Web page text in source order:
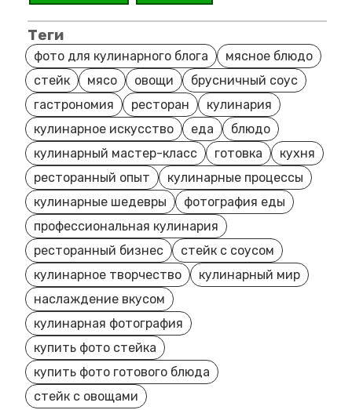
Теги
фото для кулинарного блога
мясное блюдо
стейк
мясо овощи
брусничный соус
гастрономия
ресторан
кулинария
кулинарное искусство
еда
блюдо
кулинарный мастер-класс
готовка
кухня
ресторанный опыт
кулинарные процессы
кулинарные шедевры
фотография еды
профессиональная кулинария
ресторанный бизнес
стейк с соусом
кулинарное творчество
кулинарный мир
наслаждение вкусом
кулинарная фотография
купить фото стейка
купить фото готового блюда
стейк с овощами